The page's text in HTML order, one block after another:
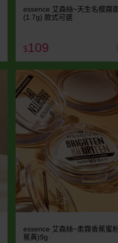
essence 艾森絲~天生名模霧
(1.7g) 款式可選
$109
essence 艾森絲~柔霧香蕉蜜
蕉黃)9g